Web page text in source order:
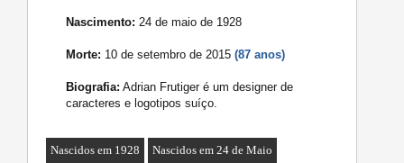
Nascimento: 24 de maio de 1928
Morte: 10 de setembro de 2015(87 anos)
Biografia: Adrian Frutiger é um designer de
caracteres e logotipos suíço.
Nascidos em 1928 Nascidos em 24 de Maio